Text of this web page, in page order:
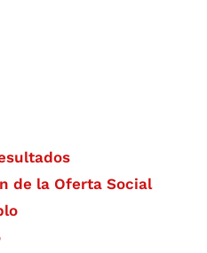
de la Oferta Social